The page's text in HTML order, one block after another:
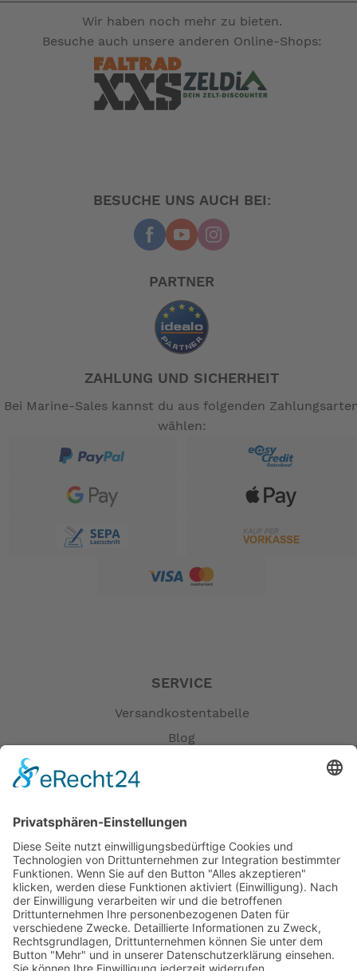
Wir haben noch mehr zu bieten.
Besuche auch unsere anderen Online-Shops:
BESUCHE UNS AUCH BEI:
PARTNER
ZAHLUNG UND SICHERHEIT
Bei Marine-Sales kannst du aus folgenden
wählen:
SERVICE
Versandkostentabelle
Blog
Versandpartner
Verfügbarkeiten
Zahlung und Versand
Datenschutz
Fernabsatz